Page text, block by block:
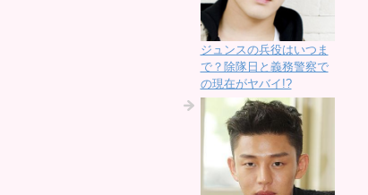
ジュンスの兵役はいつま
で？除隊日と義務警察で
の現在がヤバイ!?